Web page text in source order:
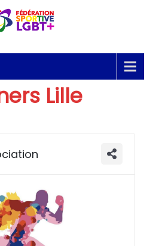
Lille